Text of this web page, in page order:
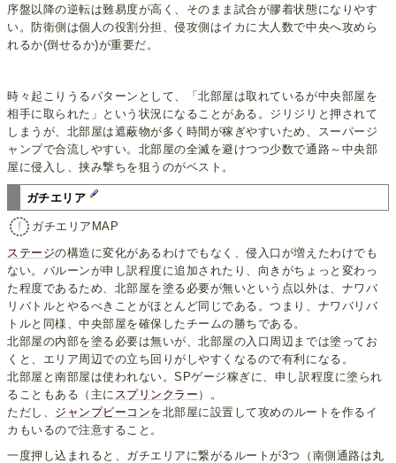
序盤以降の逆転は難易度が高く、そのまま試合が膠着状態になりやす
い。防衛側は個人の役割分担、侵攻側はイカに大人数で中央へ攻めら
れるか(倒せるか)が重要だ。
時々起こりうるパターンとして、「北部屋は取れているが中央部屋を
相手に取られた」という状況になることがある。ジリジリと押されて
しまうが、北部屋は遮蔽物が多く時間が稼ぎやすいため、スーパージ
ャンプで合流しやすい。北部屋の全滅を避けつつ少数で通路～中央部
屋に侵入し、挟み撃ちを狙うのがベスト。
ガチエリア
ガチエリアMAP
ステージの構造に変化があるわけでもなく、侵入口が増えたわけでも
ない。バルーンが申し訳程度に追加されたり、向きがちょっと変わっ
た程度であるため、北部屋を塗る必要が無いという点以外は、ナワバ
リバトルとやるべきことがほとんど同じである。つまり、ナワバリバ
トルと同様、中央部屋を確保したチームの勝ちである。
北部屋の内部を塗る必要は無いが、北部屋の入口周辺までは塗ってお
くと、エリア周辺での立ち回りがしやすくなるので有利になる。
北部屋と南部屋は使われない。SPゲージ稼ぎに、申し訳程度に塗られ
ることもある（主に スプリンクラー ）。
ただし、 ジャンプビーコンを北部屋に設置して攻めのルートを作るイ
カもいるので注意すること。
一度押し込まれると、ガチエリアに繋がるルートが3つ（南側通路は丸